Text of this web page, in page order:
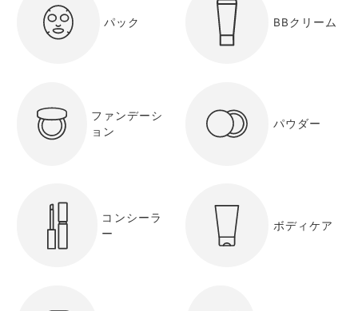
パック BBクリーム
ファンデーシ
ョン
パウダー
コンシーラ
ー
ボディケア